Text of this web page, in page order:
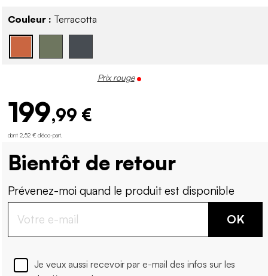
Couleur : Terracotta
Prix rouge
199,99 €
dont 2,52 € d'éco-part
Bientôt de retour
Prévenez-moi quand le produit est disponible
OK
Je veux aussi recevoir par e-mail des infos sur les